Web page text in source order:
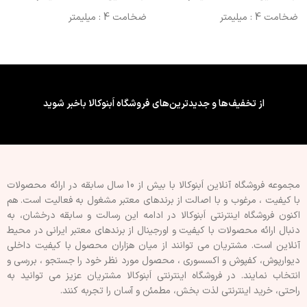
ضخامت 4 : میلیمتر
ویژگی چسب پشت تایل/پنل : فوم
ضخامت 4 : میلیمتر
ویژگی چسب پشت تایل/پنل : فوم
دار
از تخفیف‌ها و جدیدترین‌های فروشگاه اَبنوکالا باخبر شوید
مجموعه فروشگاه آنلاین اَبنوکالا با بیش از 10 سال سابقه در ارائه محصولات
با کيفيت ، مرغوب و با اصالت از برندهای معتبر مشغول به فعاليت است. هم
اکنون فروشگاه اینترنتی اَبنوکالا در ادامه اين رسالت و سابقه درخشان، به
دنبال ارائه محصولات با کيفيت و اورجينال از برندهای معتبر ايرانی در محيط
آنلاين است. مشتريان می توانند از ميان هزاران محصول با کيفيت داخلی
دیوارپوش، کفپوش و اکسسوری ، محصول مورد نظر خود را جستجو ، بررسی و
انتخاب نمايند. در فروشگاه اینترنتی اَبنوکالا مشتريان عزیز می توانيد به
راحتی، خرید اینترنتی لذت بخش، مطمئن و آسان را تجربه کنند.